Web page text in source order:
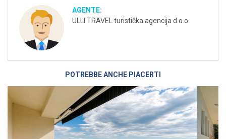
AGENTE:
ULLI TRAVEL turistička agencija d.o.o.
POTREBBE ANCHE PIACERTI